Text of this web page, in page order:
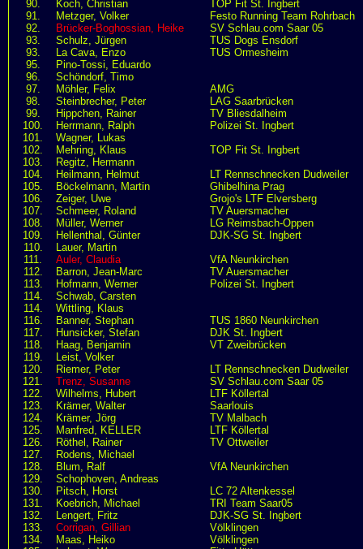
90. Koch, Christian
TOP Fit St. Ingbert
91.
Metzger, Volker
Festo Running Team Rohrbach
92.
Brücker-Boghossian, Heike
SV Schlau.com Saar 05
93.
Schulz, Jürgen
TUS Dogs Ensdorf
93.
La Cava, Enzo
TUS Ormesheim
95.
Pino-Tossi, Eduardo
96.
Schöndorf, Timo
97.
Möhler, Felix
AMG
98.
Steinbrecher, Peter
LAG Saarbrücken
99.
Hippchen, Rainer
TV Bliesdalheim
100.
Herrmann, Ralph
Polizei St. Ingbert
101.
Wagner, Lukas
102.
Mehring, Klaus
TOP Fit St. Ingbert
103.
Regitz, Hermann
104.
Heilmann, Helmut
LT Rennschnecken Dudweiler
105.
Böckelmann, Martin
Ghibelhina Prag
106.
Zeiger, Uwe
Grojo's LTF Elversberg
107.
Schmeer, Roland
TV Auersmacher
108.
Müller, Werner
LG Reimsbach-Oppen
109.
Hellenthal, Günter
DJK-SG St. Ingbert
110.
Lauer, Martin
111.
Auler, Claudia
VfA Neunkirchen
112.
Barron, Jean-Marc
TV Auersmacher
113.
Hofmann, Werner
Polizei St. Ingbert
114.
Schwab, Carsten
114.
Wittling, Klaus
116.
Banner, Stephan
TUS 1860 Neunkirchen
117.
Hunsicker, Stefan
DJK St. Ingbert
118.
Haag, Benjamin
VT Zweibrücken
119.
Leist, Volker
120.
Riemer, Peter
LT Rennschnecken Dudweiler
121.
Trenz, Susanne
SV Schlau.com Saar 05
122.
Wilhelms, Hubert
LTF Köllertal
123.
Krämer, Walter
Saarlouis
124.
Krämer, Jörg
TV Malbach
125.
Manfred, KELLER
LTF Köllertal
126.
Röthel, Rainer
TV Ottweiler
127.
Rodens, Michael
128.
Blum, Ralf
VfA Neunkirchen
129.
Schophoven, Andreas
130.
Pitsch, Horst
LC 72 Altenkessel
131.
Koebrich, Michael
TRI Team Saar05
132.
Lengert, Fritz
DJK-SG St. Ingbert
133.
Corrigan, Gillian
Völklingen
134.
Maas, Heiko
Völklingen